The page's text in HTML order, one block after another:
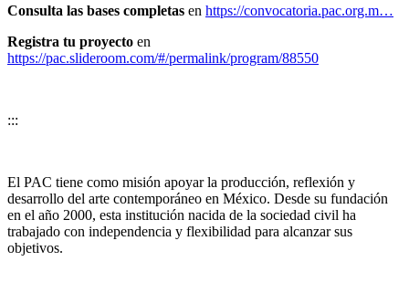
Consulta las bases completas en https://convocatoria.pac.org.m…
Registra tu proyecto en
https://pac.slideroom.com/#/permalink/program/88550
:::
El PAC tiene como misión apoyar la producción, reflexión y
desarrollo del arte contemporáneo en México. Desde su fundación
en el año 2000, esta institución nacida de la sociedad civil ha
trabajado con independencia y flexibilidad para alcanzar sus
objetivos.